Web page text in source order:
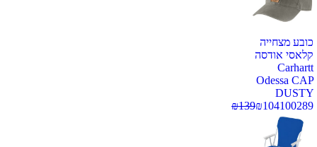
כובע מצחייה
קלאסי אודסה
Carhartt
Odessa CAP
DUSTY
100289
₪104
₪139